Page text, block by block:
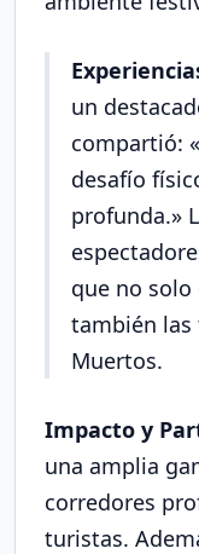
un
compartió:
desafío
profunda.»
que no
también las
Muertos.
Impacto y
una amplia
corredores
turistas.